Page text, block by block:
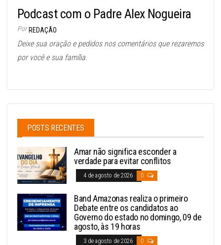
Podcast com o Padre Alex Nogueira
Por REDAÇÃO
Deixe sua oração e pedidos nos comentários que rezaremos
por você e sua família.
POSTS RECENTES
Amar não significa esconder a
verdade para evitar conflitos
4 de agosto de 2026 0
Band Amazonas realiza o primeiro
Debate entre os candidatos ao
Governo do estado no domingo, 09 de
agosto, às 19 horas
3 de agosto de 2026 0